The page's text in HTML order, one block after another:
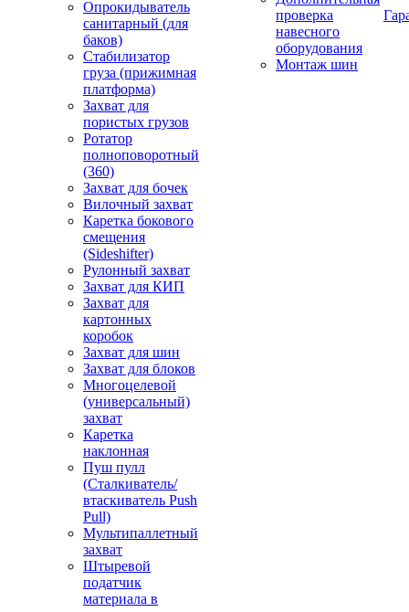
Опрокидыватель
санитарный (для
баков)
Стабилизатор
груза (прижимная
платформа)
Захват для
пористых грузов
Ротатор
полноповоротный
(360)
Захват для бочек
Вилочный захват
Каретка бокового
смещения
(Sideshifter)
Рулонный захват
Захват для КИП
Захват для
картонных
коробок
Захват для шин
Захват для блоков
Многоцелевой
(универсальный)
захват
Каретка
наклонная
Пуш пулл
(Сталкиватель/
втаскиватель Push
Pull)
Мультипаллетный
захват
Штыревой
податчик
материала в
проверка
навесного
оборудования
Монтаж шин